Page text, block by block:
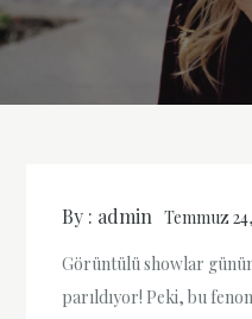
By : admin Temmuz
Görüntülü showlar
parıldıyor! Peki, bu